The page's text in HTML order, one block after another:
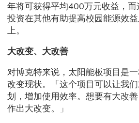
年将可获得平均400万元收益，
投资在其他有助提高校园能源效
上。
大改变、大改善
对博克特来说，太阳能板项目是
改变现状。「这个项目可以让我
划，增加使用效率。想要有大改
作出大改变。」